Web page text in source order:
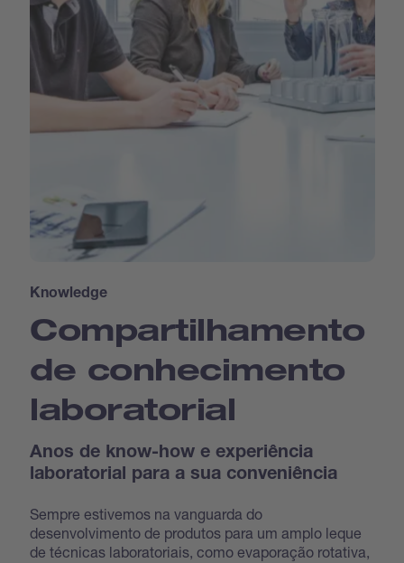
Knowledge
Compartilhamento
de conhecimento
laboratorial
Anos de know-how e experiência
laboratorial para a sua conveniência
Sempre estivemos na vanguarda do
desenvolvimento de produtos para um amplo leque
de técnicas laboratoriais, como evaporação rotativa,